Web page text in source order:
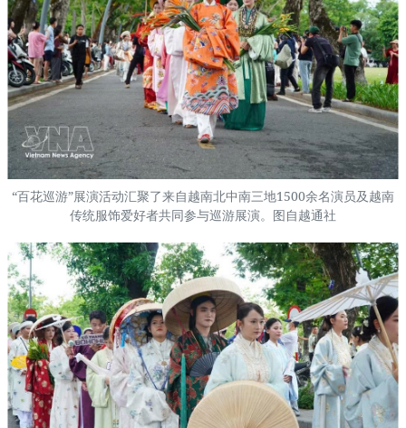
“百花巡游”展演活动汇聚了来自越南北中南三地1500余名演员及越南
传统服饰爱好者共同参与巡游展演。图自越通社